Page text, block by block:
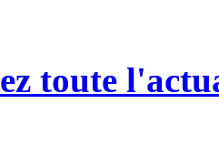
toute